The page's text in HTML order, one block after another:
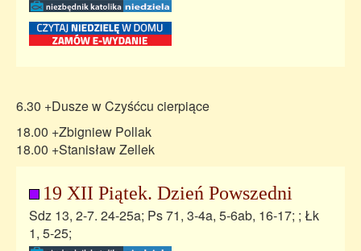
6.30 +Dusze w Czyśćcu cierpiące
18.00 +Zbigniew Pollak
18.00 +Stanisław Zellek
19 XII Piątek. Dzień Powszedni
Sdz 13, 2-7. 24-25a; Ps 71, 3-4a, 5-6ab, 16-17; ; Łk
1, 5-25;